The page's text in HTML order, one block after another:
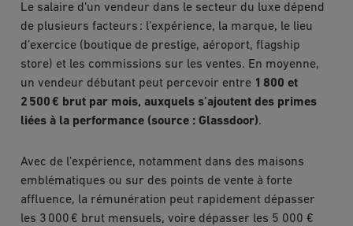
Le salaire d’un vendeur dans le secteur du luxe dépend
de plusieurs facteurs : l’expérience, la marque, le lieu
d’exercice (boutique de prestige, aéroport, flagship
store) et les commissions sur les ventes. En moyenne,
un vendeur débutant peut percevoir entre 1 800 et
2 500 € brut par mois, auxquels s’ajoutent des primes
liées à la performance (source : Glassdoor).
Avec de l’expérience, notamment dans des maisons
emblématiques ou sur des points de vente à forte
affluence, la rémunération peut rapidement dépasser
les 3 000 € brut mensuels, voire dépasser les 5 000 €